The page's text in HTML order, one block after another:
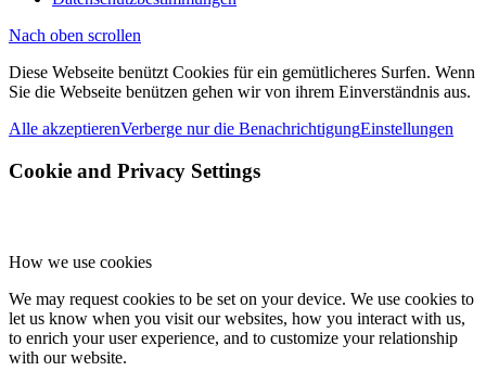
Nach oben scrollen
Diese Webseite benützt Cookies für ein gemütlicheres Surfen. Wenn
Sie die Webseite benützen gehen wir von ihrem Einverständnis aus.
Alle akzeptierenVerberge nur die BenachrichtigungEinstellungen
Cookie and Privacy Settings
How we use cookies
We may request cookies to be set on your device. We use cookies to
let us know when you visit our websites, how you interact with us,
to enrich your user experience, and to customize your relationship
with our website.